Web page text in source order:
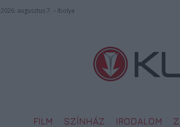
2026. augusztus 7. – Ibolya
FILM SZÍNHÁZ IRODALOM